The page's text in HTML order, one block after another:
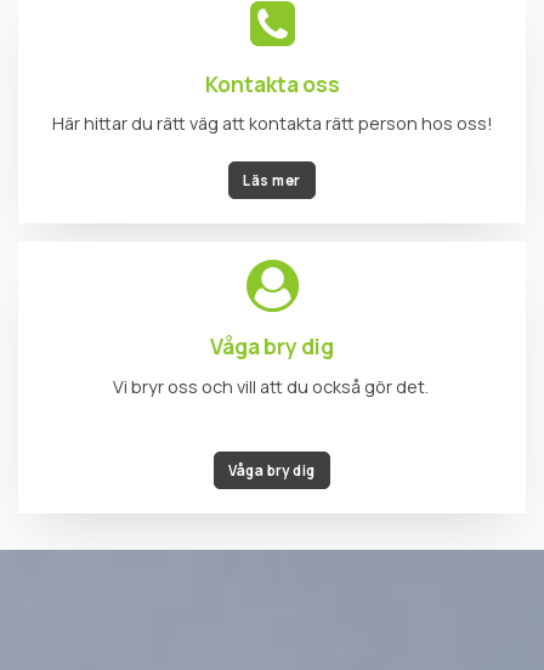
Våga bry dig
Vi bryr oss och vill att du också gör det.
Våga bry dig